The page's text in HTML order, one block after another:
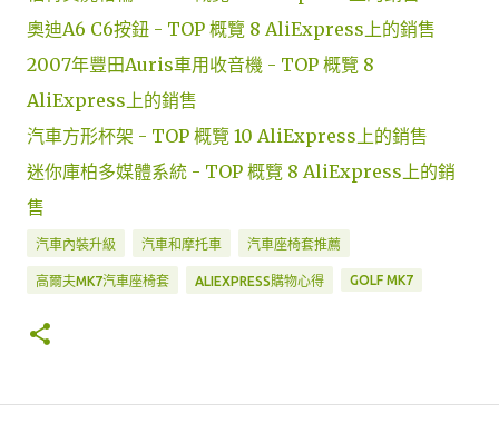
奧迪A6 C6按鈕 - TOP 概覽 8 AliExpress上的銷售
2007年豐田Auris車用收音機 - TOP 概覽 8
AliExpress上的銷售
汽車方形杯架 - TOP 概覽 10 AliExpress上的銷售
迷你庫柏多媒體系統 - TOP 概覽 8 AliExpress上的銷
售
汽車內裝升級 汽車和摩托車 汽車座椅套推薦
高爾夫MK7汽車座椅套 ALIEXPRESS購物心得 GOLF MK7